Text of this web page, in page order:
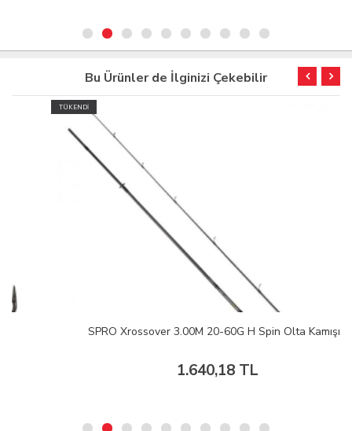
Bu Ürünler de İlginizi Çekebilir
SPRO Xrossover 3.00M 20-60G H Spin Olta Kamışı
1.640,18 TL